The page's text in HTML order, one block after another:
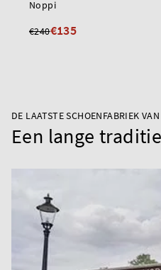
Noppi
€240€135
DE LAATSTE SCHOENFABRIEK
Een lange traditie